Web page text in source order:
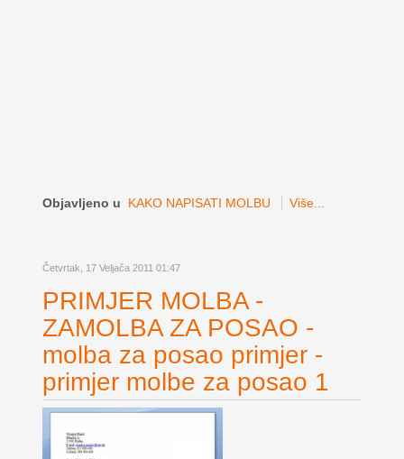
Objavljeno u KAKO NAPISATI MOLBU Više...
Četvrtak, 17 Veljača 2011 01:47
PRIMJER MOLBA -
ZAMOLBA ZA POSAO -
molba za posao primjer -
primjer molbe za posao 1